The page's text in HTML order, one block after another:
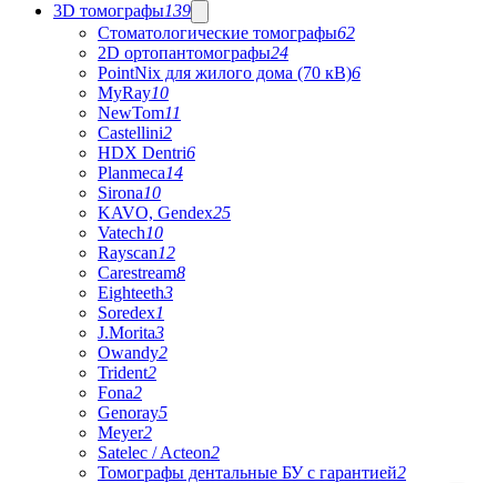
3D томографы139
Стоматологические томографы62
2D ортопантомографы24
PointNix для жилого дома (70 кВ)6
MyRay10
NewTom11
Castellini2
HDX Dentri6
Planmeca14
Sirona10
KAVO, Gendex25
Vatech10
Rayscan12
Carestream8
Eighteeth3
Soredex1
J.Morita3
Owandy2
Trident2
Fona2
Genoray5
Meyer2
Satelec / Acteon2
Томографы дентальные БУ с гарантией2